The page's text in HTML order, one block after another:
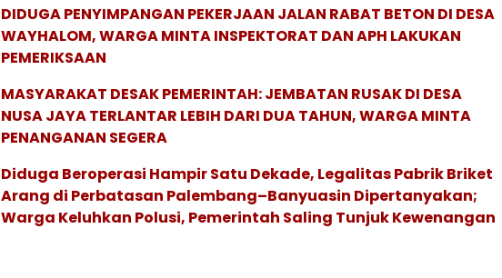
DIDUGA PENYIMPANGAN PEKERJAAN JALAN RABAT BETON DI DESA
WAYHALOM, WARGA MINTA INSPEKTORAT DAN APH LAKUKAN
PEMERIKSAAN
MASYARAKAT DESAK PEMERINTAH: JEMBATAN RUSAK DI DESA
NUSA JAYA TERLANTAR LEBIH DARI DUA TAHUN, WARGA MINTA
PENANGANAN SEGERA
Diduga Beroperasi Hampir Satu Dekade, Legalitas Pabrik Briket
Arang di Perbatasan Palembang–Banyuasin Dipertanyakan;
Warga Keluhkan Polusi, Pemerintah Saling Tunjuk Kewenangan